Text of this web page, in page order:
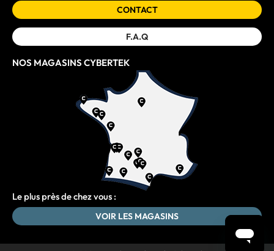
CONTACT
F.A.Q
NOS MAGASINS CYBERTEK
Le plus près de chez vous :
VOIR LES MAGASINS